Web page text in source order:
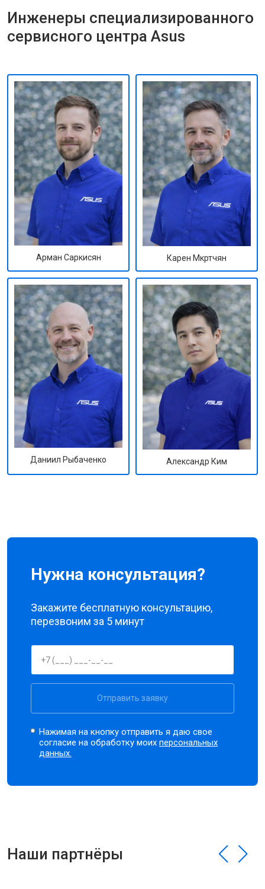
Инженеры специализированного
сервисного центра Asus
Арман Саркисян Карен Мкртчян
Даниил Рыбаченко Александр Ким
Нужна консультация?
Закажите бесплатную консультацию,
перезвоним за 5 минут
Отправить заявку
Нажимая на кнопку отправить я даю свое
согласие на обработку моихперсональных
данных.
Наши партнёры